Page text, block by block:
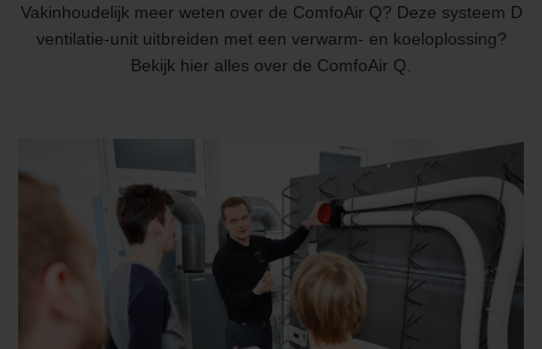
Vakinhoudelijk meer weten over de ComfoAir Q? Deze systeem D
ventilatie-unit uitbreiden met een verwarm- en koeloplossing?
Bekijk hier alles over de ComfoAir Q.